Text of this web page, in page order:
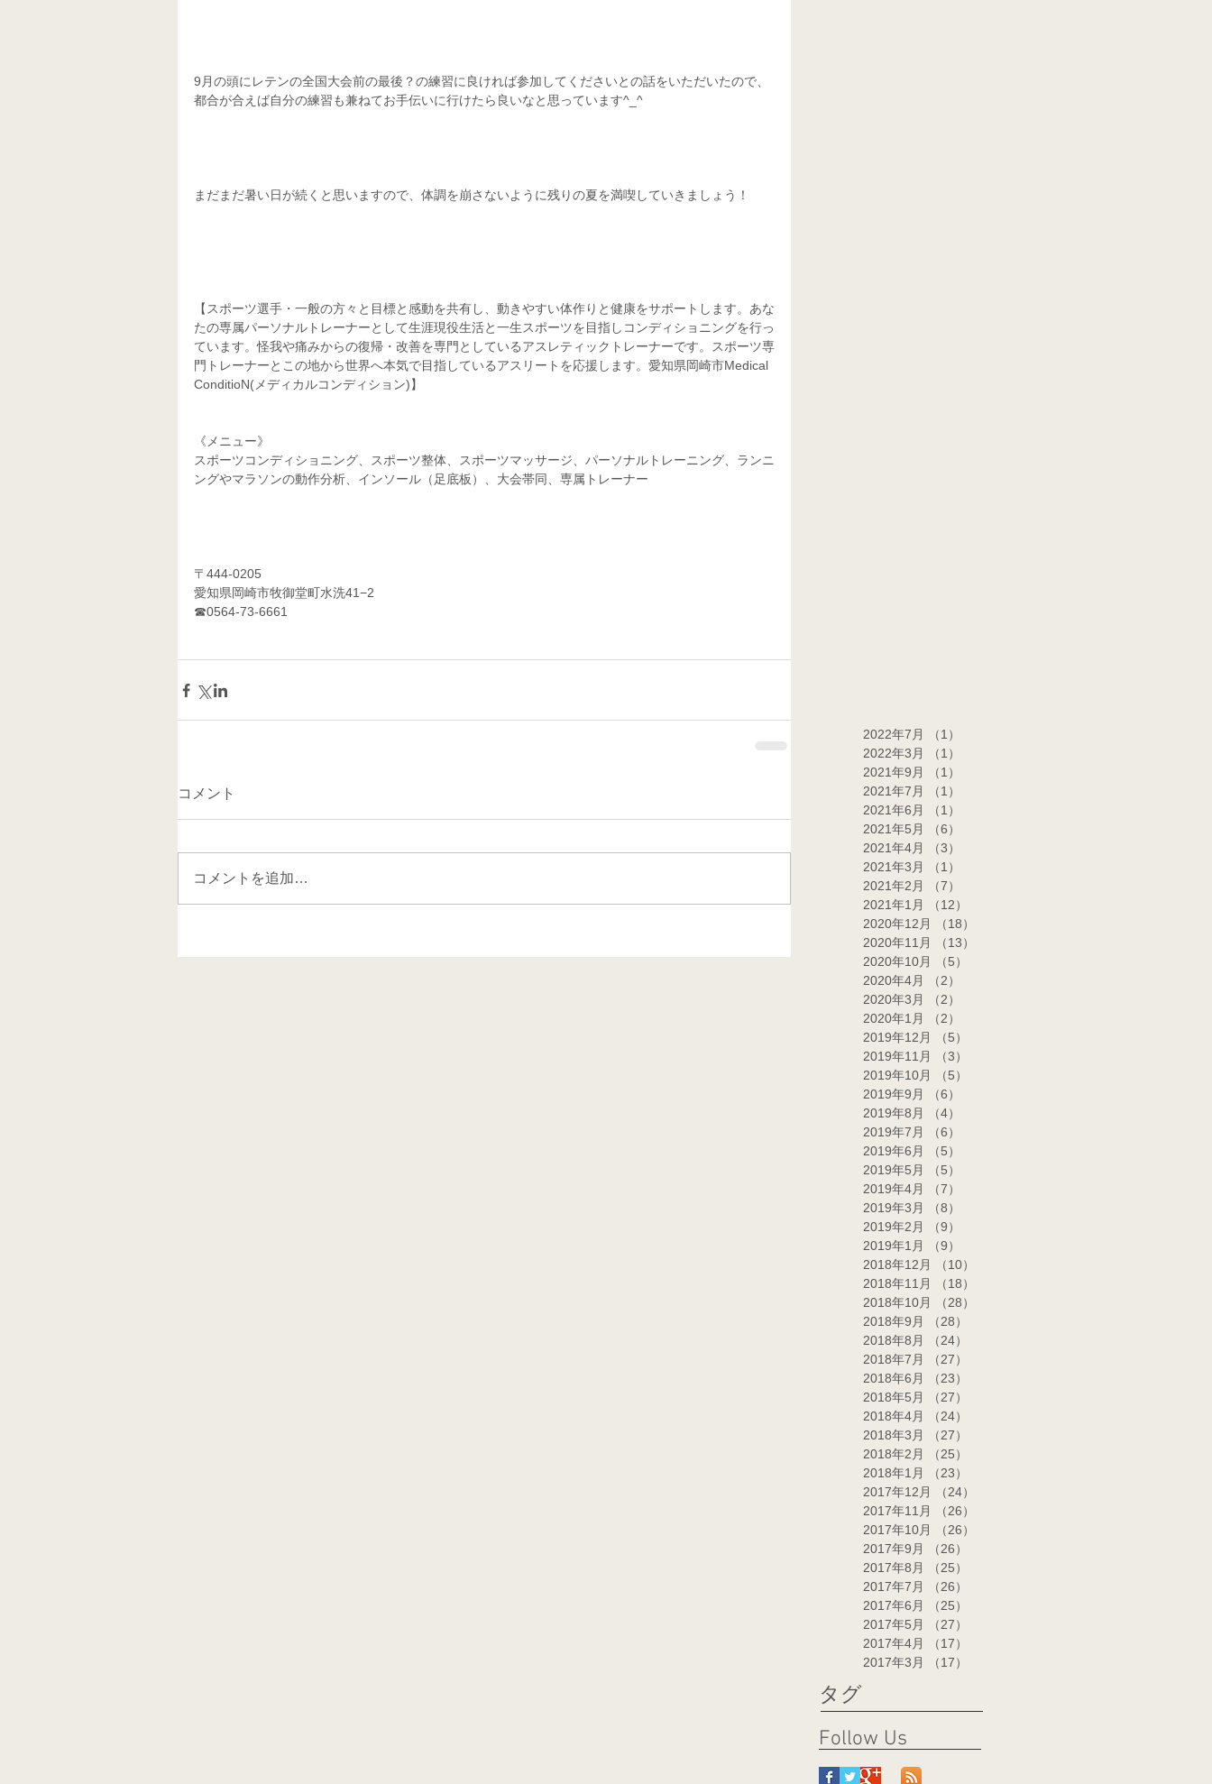
9月の頭にレテンの全国大会前の最後？の練習に良ければ参加してくださいとの話をいただいたので、
都合が合えば自分の練習も兼ねてお手伝いに行けたら良いなと思っています^_^
まだまだ暑い日が続くと思いますので、体調を崩さないように残りの夏を満喫していきましょう！
【スポーツ選手・一般の方々と目標と感動を共有し、動きやすい体作りと健康をサポートします。あな
たの専属パーソナルトレーナーとして生涯現役生活と一生スポーツを目指しコンディショニングを行っ
ています。怪我や痛みからの復帰・改善を専門としているアスレティックトレーナーです。スポーツ専
門トレーナーとこの地から世界へ本気で目指しているアスリートを応援します。愛知県岡崎市Medical
ConditioN(メディカルコンディション)】
《メニュー》
スポーツコンディショニング、スポーツ整体、スポーツマッサージ、パーソナルトレーニング、ランニ
ングやマラソンの動作分析、インソール（足底板）、大会帯同、専属トレーナー
〒444-0205
愛知県岡崎市牧御堂町水洗41−2
☎0564-73-6661
コメント
コメントを追加…
2022年7月 （1）
2022年3月
（1）
2021年9月
（1）
2021年7月
（1）
2021年6月
（1）
2021年5月
（6）
2021年4月
（3）
2021年3月
（1）
2021年2月
（7）
2021年1月
（12）
2020年12月
（18）
2020年11月
（13）
2020年10月
（5）
2020年4月
（2）
2020年3月
（2）
2020年1月
（2）
2019年12月
（5）
2019年11月
（3）
2019年10月
（5）
2019年9月
（6）
2019年8月
（4）
2019年7月
（6）
2019年6月
（5）
2019年5月
（5）
2019年4月
（7）
2019年3月
（8）
2019年2月
（9）
2019年1月
（9）
2018年12月
（10）
2018年11月
（18）
2018年10月
（28）
2018年9月
（28）
2018年8月
（24）
2018年7月
（27）
2018年6月
（23）
2018年5月
（27）
2018年4月
（24）
2018年3月
（27）
2018年2月
（25）
2018年1月
（23）
2017年12月
（24）
2017年11月
（26）
2017年10月
（26）
2017年9月
（26）
2017年8月
（25）
2017年7月
（26）
2017年6月
（25）
2017年5月
（27）
2017年4月
（17）
2017年3月
（17）
タグ
Follow Us